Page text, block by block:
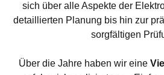
sich über alle Aspekte der
detaillierten Planung bis hin zur
sorgfältigen
Über die Jahre haben wir eine